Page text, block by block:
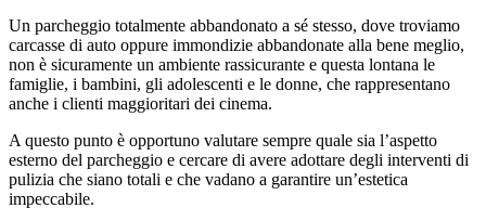
Un parcheggio totalmente abbandonato a sé stesso, dove troviamo
carcasse di auto oppure immondizie abbandonate alla bene meglio,
non è sicuramente un ambiente rassicurante e questa lontana le
famiglie, i bambini, gli adolescenti e le donne, che rappresentano
anche i clienti maggioritari dei cinema.
A questo punto è opportuno valutare sempre quale sia l’aspetto
esterno del parcheggio e cercare di avere adottare degli interventi di
pulizia che siano totali e che vadano a garantire un’estetica
impeccabile.